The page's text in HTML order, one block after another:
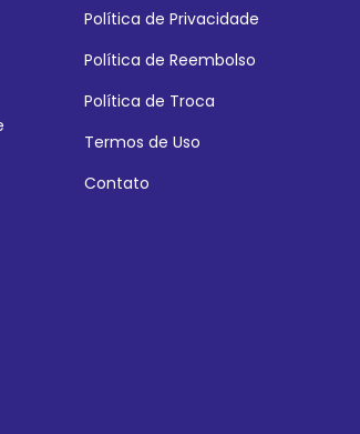
Política de Privacidade
Política de Reembolso
Política de Troca
Termos de Uso
Contato